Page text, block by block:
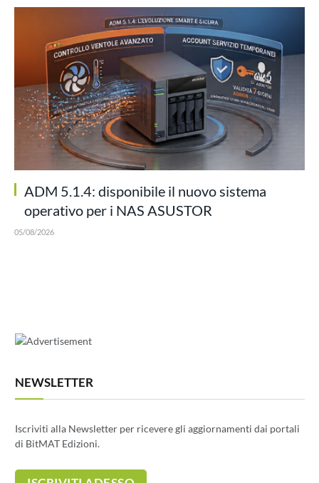
ADM 5.1.4: disponibile il nuovo sistema
operativo per i NAS ASUSTOR
05/08/2026
NEWSLETTER
Iscriviti alla Newsletter per ricevere gli aggiornamenti dai portali
di BitMAT Edizioni.